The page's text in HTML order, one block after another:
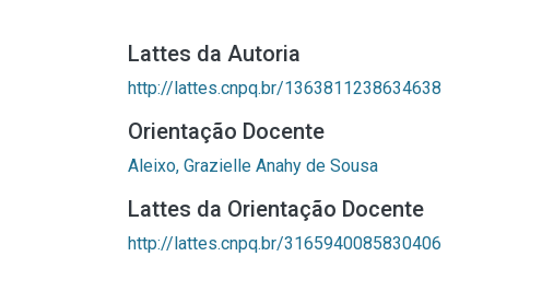
Lattes da Autoria
http://lattes.cnpq.br/1363811238634638
Orientação Docente
Aleixo, Grazielle Anahy de Sousa
Lattes da Orientação Docente
http://lattes.cnpq.br/3165940085830406